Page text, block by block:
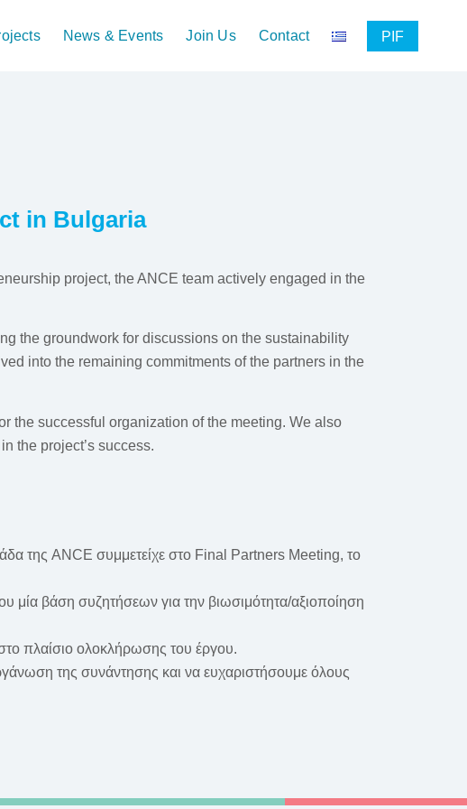
News & Events Join Us Contact PIF
in Bulgaria
project, the ANCE team actively engaged in the
the groundwork for discussions on the sustainability
into the remaining commitments of the partners in the
the successful organization of the meeting. We also
the project’s success.
της ANCE συμμετείχε στο Final Partners Meeting, το
μία βάση συζητήσεων για την βιωσιμότητα/αξιοποίηση
πλαίσιο ολοκλήρωσης του έργου.
της συνάντησης και να ευχαριστήσουμε όλους